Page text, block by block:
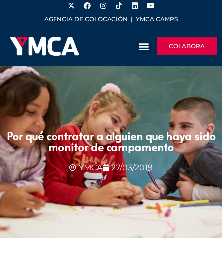
AGENCIA DE COLOCACIÓN | YMCA CAMPS
COLABORA
Por qué contratar a alguien que haya sido
monitor de campamento
YMCA 27/03/2019